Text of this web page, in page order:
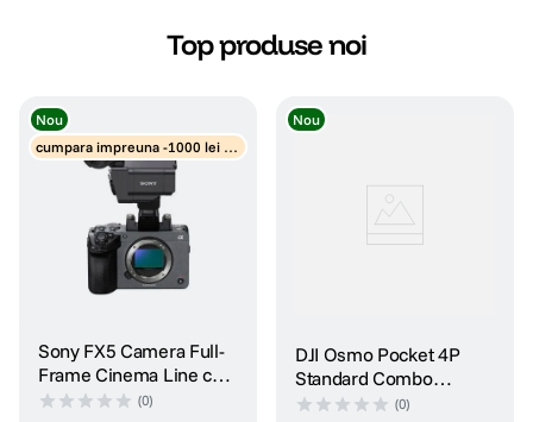
7. card memorie
dji mic mini
dji osmo
Top produse noi
Nou
cumpara impreuna -1000 lei di
scount obiective
Sony FX5 Camera Full-
Frame Cinema Line cu
Maner XLR (0)
Nou
DJI Osmo Pocket 4P
Standard Combo
Camera de Actiune
(0)